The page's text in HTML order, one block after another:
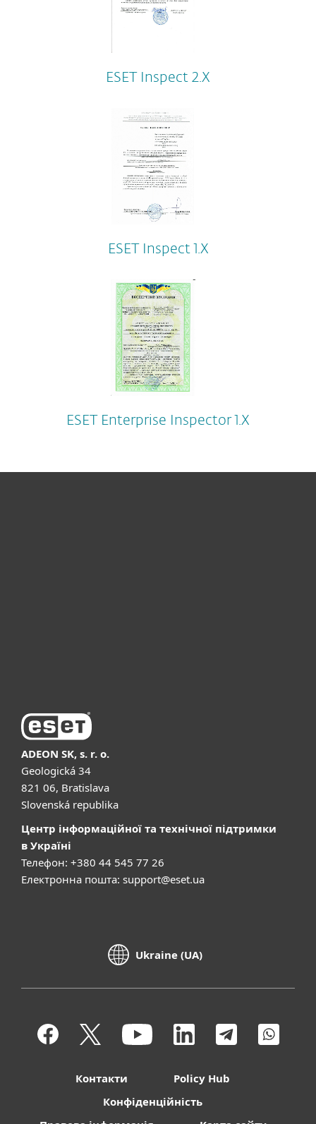
ESET Inspect 2.Х
ESET Inspect 1.Х
ESET Enterprise Inspector 1.Х
ADEON SK, s. r. o.
Geologická 34
821 06, Bratislava
Slovenská republika
Центр інформаційної та технічної підтримки
в Україні
Телефон: +380 44 545 77 26
Електронна пошта: support@eset.ua
Ukraine (UA)
Контакти
Policy Hub
Конфіденційність